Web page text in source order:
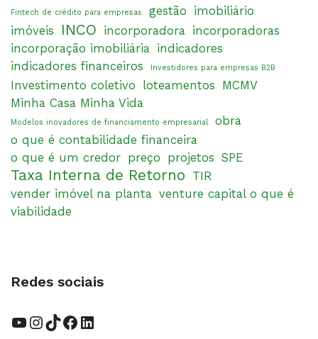
Fintech de crédito para empresas gestão imobiliário
imóveis
INCO incorporadora incorporadoras
incorporação imobiliária indicadores
indicadores financeiros
Investidores para empresas B2B
Investimento coletivo loteamentos MCMV
Minha Casa Minha Vida
Modelos inovadores de financiamento empresarial
obra
o que é contabilidade financeira
o que é um credor preço projetos SPE
Taxa Interna de Retorno TIR
vender imóvel na planta venture capital o que é
viabilidade
Redes sociais